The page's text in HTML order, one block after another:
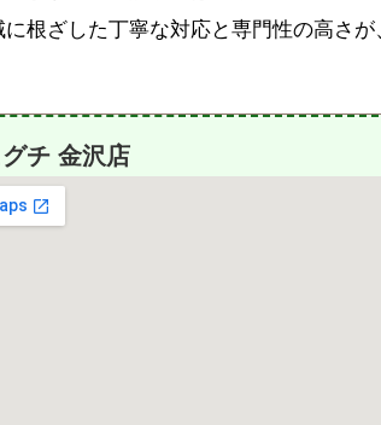
根ざした丁寧な対応と専門性の高さ
チ 金沢店